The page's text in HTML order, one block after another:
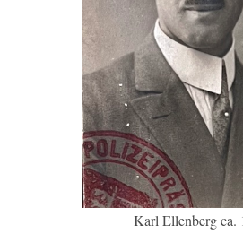
Karl Ellenberg ca.